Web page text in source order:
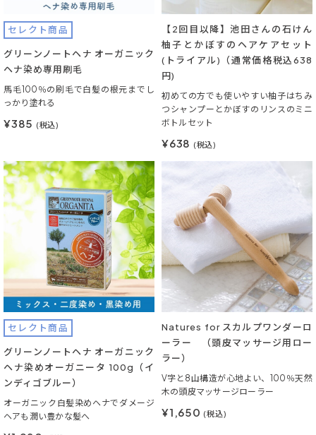
セレクト商品
グリーンノートヘナ オーガニック
ヘナ染め専用刷毛
馬毛100％の刷毛で白髪の根元までし
っかり塗れる
¥385 (税込)
【2回目以降】池田さんの石けん
柚子とかぼすのヘアケアセット
(トライアル)（通常価格税込638
円)
初めての方でも使いやすい柚子はちみ
つシャンプーとかぼすのリンスのミニ
ボトルセット
¥638 (税込)
セレクト商品
グリーンノートヘナ オーガニック
ヘナ染めオーガニータ 100g（イ
ンディゴブルー）
オーガニック白髪染めヘナでダメージ
ヘアも潤い豊かな髪へ
Natures for スカルプワンダーロ
ーラー （頭皮マッサージ用ロー
ラー）
V字と8山構造が心地よい、100％天然
木の頭皮マッサージローラー
¥1,650 (税込)